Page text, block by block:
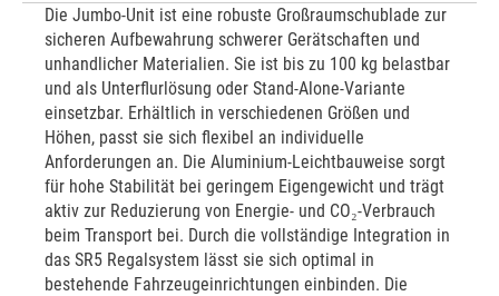
Die Jumbo-Unit ist eine robuste Großraumschublade zur
sicheren Aufbewahrung schwerer Gerätschaften und
unhandlicher Materialien. Sie ist bis zu 100 kg belastbar
und als Unterflurlösung oder Stand-Alone-Variante
einsetzbar. Erhältlich in verschiedenen Größen und
Höhen, passt sie sich flexibel an individuelle
Anforderungen an. Die Aluminium-Leichtbauweise sorgt
für hohe Stabilität bei geringem Eigengewicht und trägt
aktiv zur Reduzierung von Energie- und CO₂-Verbrauch
beim Transport bei. Durch die vollständige Integration in
das SR5 Regalsystem lässt sie sich optimal in
bestehende Fahrzeugeinrichtungen einbinden. Die